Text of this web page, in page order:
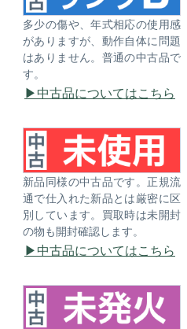
多少の傷や、年式相応の使用感
がありますが、動作自体に問題
はありません。普通の中古品で
す。
中古品についてはこちら
新品同様の中古品です。正規流
通で仕入れた新品とは厳密に区
別しています。買取時は未開封
の物も開封確認します。
中古品についてはこちら